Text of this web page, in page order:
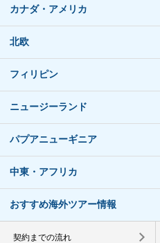
カナダ・アメリカ
北欧
フィリピン
ニュージーランド
パプアニューギニア
中東・アフリカ
おすすめ海外ツアー情報
契約までの流れ